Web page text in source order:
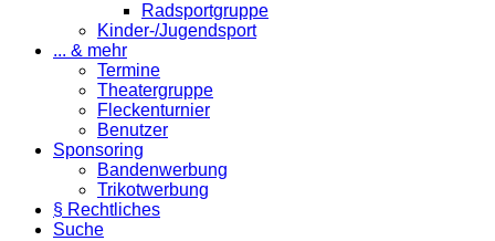
Radsportgruppe
Kinder-/Jugendsport
... & mehr
Termine
Theatergruppe
Fleckenturnier
Benutzer
Sponsoring
Bandenwerbung
Trikotwerbung
§ Rechtliches
Suche